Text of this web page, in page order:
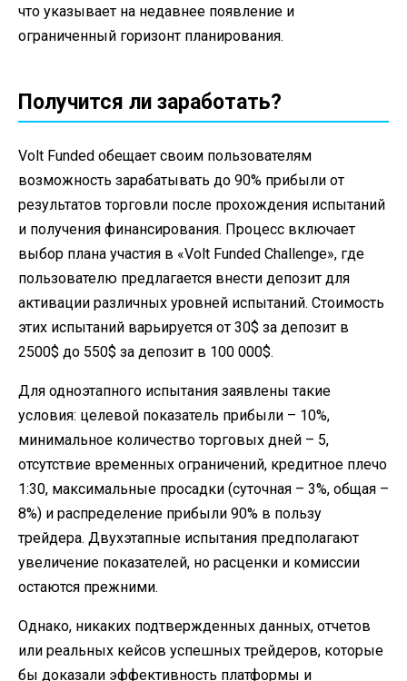
что указывает на недавнее появление и
ограниченный горизонт планирования.
Получится ли заработать?
Volt Funded обещает своим пользователям
возможность зарабатывать до 90% прибыли от
результатов торговли после прохождения испытаний
и получения финансирования. Процесс включает
выбор плана участия в «Volt Funded Challenge», где
пользователю предлагается внести депозит для
активации различных уровней испытаний. Стоимость
этих испытаний варьируется от 30$ за депозит в
2500$ до 550$ за депозит в 100 000$.
Для одноэтапного испытания заявлены такие
условия: целевой показатель прибыли – 10%,
минимальное количество торговых дней – 5,
отсутствие временных ограничений, кредитное плечо
1:30, максимальные просадки (суточная – 3%, общая –
8%) и распределение прибыли 90% в пользу
трейдера. Двухэтапные испытания предполагают
увеличение показателей, но расценки и комиссии
остаются прежними.
Однако, никаких подтвержденных данных, отчетов
или реальных кейсов успешных трейдеров, которые
бы доказали эффективность платформы и